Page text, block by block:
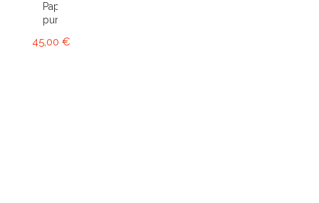
Paphiopedilum
purpuratum
45,00 €